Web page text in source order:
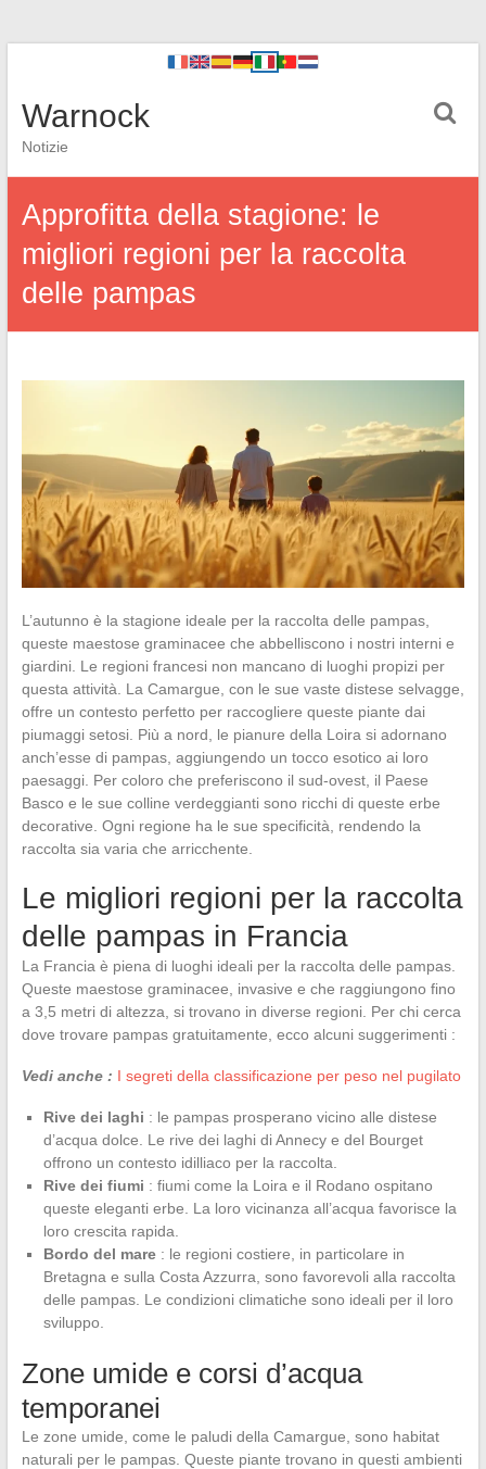
Warnock
Notizie
Approfitta della stagione: le
migliori regioni per la raccolta
delle pampas
L’autunno è la stagione ideale per la raccolta delle pampas,
queste maestose graminacee che abbelliscono i nostri interni e
giardini. Le regioni francesi non mancano di luoghi propizi per
questa attività. La Camargue, con le sue vaste distese selvagge,
offre un contesto perfetto per raccogliere queste piante dai
piumaggi setosi. Più a nord, le pianure della Loira si adornano
anch’esse di pampas, aggiungendo un tocco esotico ai loro
paesaggi. Per coloro che preferiscono il sud-ovest, il Paese
Basco e le sue colline verdeggianti sono ricchi di queste erbe
decorative. Ogni regione ha le sue specificità, rendendo la
raccolta sia varia che arricchente.
Le migliori regioni per la raccolta
delle pampas in Francia
La Francia è piena di luoghi ideali per la raccolta delle pampas.
Queste maestose graminacee, invasive e che raggiungono fino
a 3,5 metri di altezza, si trovano in diverse regioni. Per chi cerca
dove trovare pampas gratuitamente, ecco alcuni suggerimenti :
Vedi anche : I segreti della classificazione per peso nel pugilato
Rive dei laghi : le pampas prosperano vicino alle distese
d’acqua dolce. Le rive dei laghi di Annecy e del Bourget
offrono un contesto idilliaco per la raccolta.
Rive dei fiumi : fiumi come la Loira e il Rodano ospitano
queste eleganti erbe. La loro vicinanza all’acqua favorisce la
loro crescita rapida.
Bordo del mare: le regioni costiere, in particolare in
Bretagna e sulla Costa Azzurra, sono favorevoli alla raccolta
delle pampas. Le condizioni climatiche sono ideali per il loro
sviluppo.
Zone umide e corsi d’acqua
temporanei
Le zone umide, come le paludi della Camargue, sono habitat
naturali per le pampas. Queste piante trovano in questi ambienti